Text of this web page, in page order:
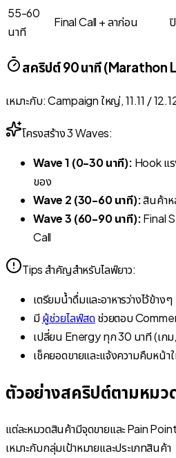
55-60
นาที
Final Call +ลาก่อน
สคริปต์ 90 นาที (Marathon
เหมาะกับ: Campaign ใหญ่, 11.11 /
โครงสร้าง 3 Waves:
Wave 1 (0-30 นาที): Hook แ
ของ
Wave 2 (30-60 นาที):สินค้า
Wave 3 (60-90 นาที):Final
Call
Tips สำคัญสำหรับไลฟ์ยาว:
เตรียมน้ำดื่มและอาหารว่างไว้ข้างๆ
มีผู้ช่วยไลฟ์สดช่วยตอบ
เปลี่ยน Energy ทุก 30 นาที (เก
เช็คยอดขายและแจ้งความคืบหน้า
ตัวอย่างสคริปต์ตามหมว
แต่ละหมวดสินค้ามีจุดขายและ Pain
เหมาะกับกลุ่มเป้าหมายและประเภทสินค้า